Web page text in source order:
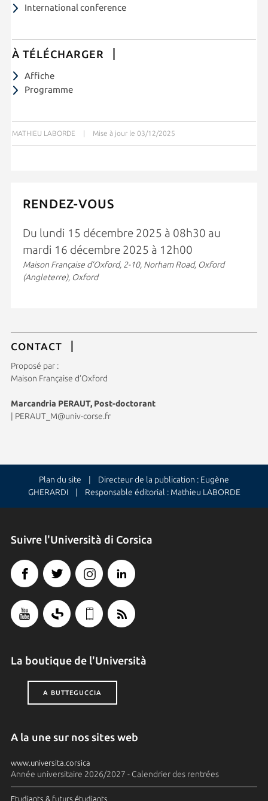
International conference
À TÉLÉCHARGER
Affiche
Programme
MATHIEU LABORDE | Mise à jour le 03/12/2025
RENDEZ-VOUS
Du lundi 15 décembre 2025 à 08h30 au
mardi 16 décembre 2025 à 12h00
Maison Française d’Oxford, 2-10, Norham Road, Oxford
(Angleterre), Oxford
CONTACT
Proposé par :
Maison Française d’Oxford
Marcandria PERAUT, Post-doctorant
PERAUT_M@univ-corse.fr
Plan du site | Directeur de la publication : Eugène
GHERARDI | Responsable éditorial : Mathieu LABORDE
Suivre l'Università di Corsica
La boutique de l'Università
A BUTTEGUCCIA
A la une sur nos sites web
www.universita.corsica
Année universitaire 2026/2027 - Calendrier des rentrées
Etudiants & futurs étudiants